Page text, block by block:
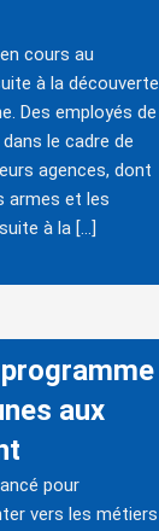
cours au
à la découverte
Des employés de
le cadre de
agences, dont
armes et les
à la […]
aux
pour
vers les métiers